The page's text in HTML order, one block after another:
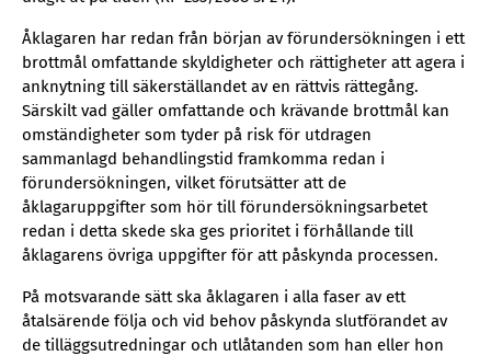
Åklagaren har redan från början av förundersökningen i ett
brottmål omfattande skyldigheter och rättigheter att agera i
anknytning till säkerställandet av en rättvis rättegång.
Särskilt vad gäller omfattande och krävande brottmål kan
omständigheter som tyder på risk för utdragen
sammanlagd behandlingstid framkomma redan i
förundersökningen, vilket förutsätter att de
åklagaruppgifter som hör till förundersökningsarbetet
redan i detta skede ska ges prioritet i förhållande till
åklagarens övriga uppgifter för att påskynda processen.
På motsvarande sätt ska åklagaren i alla faser av ett
åtalsärende följa och vid behov påskynda slutförandet av
de tilläggsutredningar och utlåtanden som han eller hon